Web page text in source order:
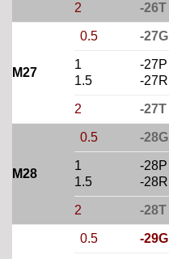
2 -26T
M27
0.5 -27G
1
1.5
-27P
-27R
2 -27T
M28
0.5 -28G
1
1.5
-28P
-28R
2 -28T
0.5 -29G